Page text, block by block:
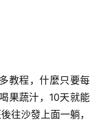
教程，什麼只要每
果蔬汁，10天就能
往沙發上面一躺，